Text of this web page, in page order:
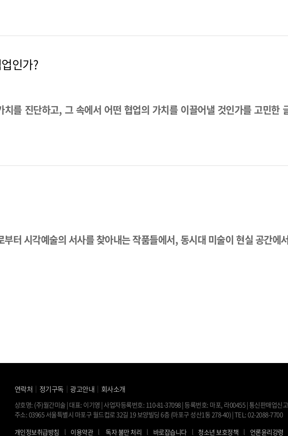
인가?
를 진단하고, 그 속에서 어떤 협업의 가치를 이끌어낼 것인가를 고민한
터 시각예술의 서사를 찾아내는 작품들에서, 동시대 미술이 현실 공간에
연락처 ｜ 정기구독 ｜광고안내 ｜ 회사소개
상호명: (주)월간미술 | 대표: 이기영 | 사업자등록번호: 110-81-37098 | 등록번호: 마포, 라00455 | 통신판매업신
주소: 03965 서울특별시 마포구 월드컵로 32길 19 보양빌딩 6층 (마포구 성산1동 278-40) | TEL: 02-2088-7700
개인정보취급방침
l 이용약관 l 독자 불만 처리 l 바로잡습니다 l 청소년 보호정책 l 언론윤리강령